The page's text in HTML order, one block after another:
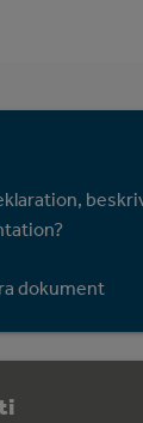
dokument